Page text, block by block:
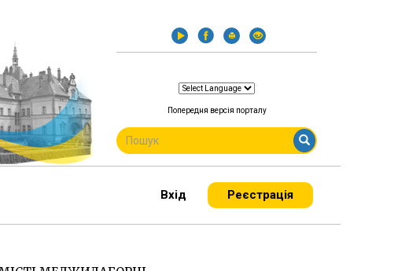
Попередня версія порталу
ПОШУКОВА
ФОРМА
Пошук
Вхід
Реєстрація